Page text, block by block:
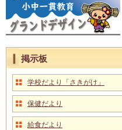
掲示板
学校だより「さきがけ」
保健だより
給食だより